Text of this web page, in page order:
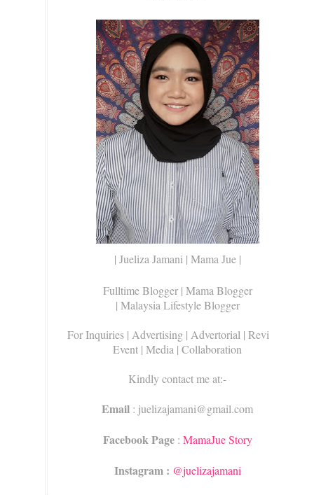
| Jueliza Jamani | Mama Jue |
Fulltime Blogger | Mama Blogger
| Malaysia Lifestyle Blogger
For Inquiries | Advertising | Advertorial | Review |
Event | Media | Collaboration
Kindly contact me at:-
Email : juelizajamani@gmail.com
Facebook Page: MamaJue Story
Instagram : @juelizajamani